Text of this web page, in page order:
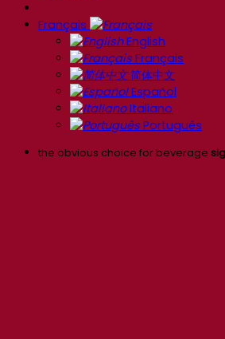
Français
English
Français
简体中文
Español
Italiano
Português
the obvious choice for beverage